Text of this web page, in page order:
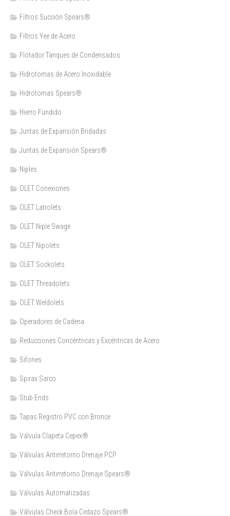
Filtros Succión Spears®
Filtros Yee de Acero
Flotador Tanques de Condensados
Hidrotomas de Acero Inoxidable
Hidrotomas Spears®
Hierro Fundido
Juntas de Expansión Bridadas
Juntas de Expansión Spears®
Niples
OLET Conexiones
OLET Latrolets
OLET Niple Swage
OLET Nipolets
OLET Sockolets
OLET Threadolets
OLET Weldolets
Operadores de Cadena
Reducciones Concéntricas y Excéntricas de Acero
Sifones
Spirax Sarco
Stub Ends
Tapas Registro PVC con Bronce
Válvula Clapeta Cepex®
Válvulas Antirretorno Drenaje PCP
Válvulas Antirretorno Drenaje Spears®
Válvulas Automatizadas
Válvulas Check Bola Cedazo Spears®